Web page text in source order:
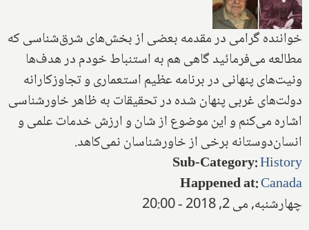
خواننده گرامی‌ در مقدمه بعضی از بخش‌های‌ شرق‌شناسی که
مطالعه می‌فرمائید‌ گاهی هم به‌ استنباط‌ خودم در هدف‌ها
ونیت‌های پنهانی در‌ برنامه عظیم‌ استعماری و تجاوز‌کارانه‌
دولت‌های‌ غربی پنهان شده‌ در تحقیقات‌ به ظاهر خاورشناسی‌
اشاره می‌کنم و این موضوع از شان و ارزش خدمات علمی و
انسان‌دوستانه‌ برخی از خاورشناسان‌ نمی‌کاهد.
Sub-Category:History
Happened at:Canada
چهارشنبه, می 2, 2018 - 20:00